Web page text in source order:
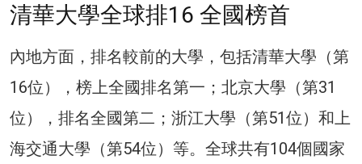
清華大學全球排16 全國榜首
內地方面，排名較前的大學，包括清華大學（第
16位），榜上全國排名第一；北京大學（第31
位），排名全國第二；浙江大學（第51位）和上
海交通大學（第54位）等。全球共有104個國家